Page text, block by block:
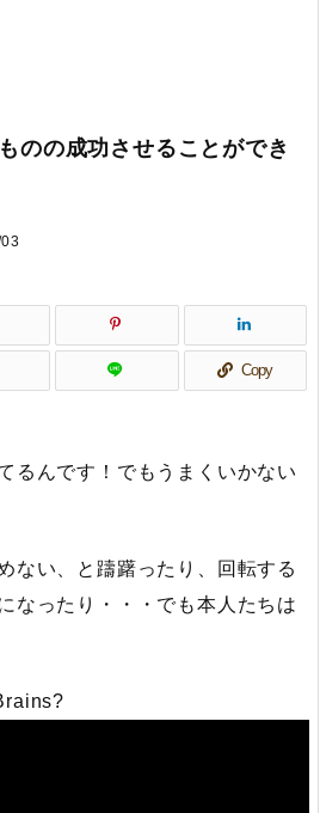
のの成功させることができ
Copy
るんです！でもうまくいかない
ない、と躊躇ったり、回転する
なったり・・・でも本人たちは